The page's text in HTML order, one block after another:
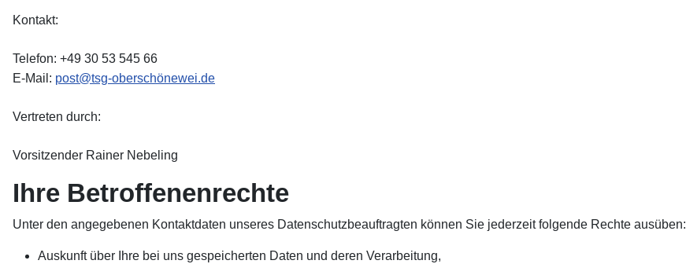
Kontakt:
Telefon: +49 30 53 545 66
E-Mail: post@tsg-oberschönewei.de
Vertreten durch:
Vorsitzender Rainer Nebeling
Ihre Betroffenenrechte
Unter den angegebenen Kontaktdaten unseres Datenschutzbeauftragten können Sie jederzeit folgende Rechte ausüben:
Auskunft über Ihre bei uns gespeicherten Daten und deren Verarbeitung,